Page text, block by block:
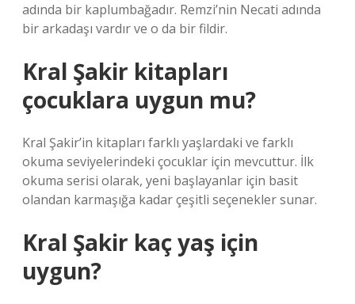
adında bir kaplumbağadır. Remzi’nin Necati adında
bir arkadaşı vardır ve o da bir fildir.
Kral Şakir kitapları
çocuklara uygun mu?
Kral Şakir’in kitapları farklı yaşlardaki ve farklı
okuma seviyelerindeki çocuklar için mevcuttur. İlk
okuma serisi olarak, yeni başlayanlar için basit
olandan karmaşığa kadar çeşitli seçenekler sunar.
Kral Şakir kaç yaş için
uygun?